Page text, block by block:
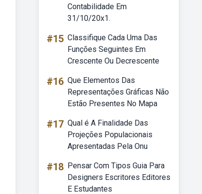
Contabilidade Em
31/10/20x1.
#15 Classifique Cada Uma Das
Funções Seguintes Em
Crescente Ou Decrescente
#16 Que Elementos Das
Representações Gráficas Não
Estão Presentes No Mapa
#17 Qual é A Finalidade Das
Projeções Populacionais
Apresentadas Pela Onu
#18 Pensar Com Tipos Guia Para
Designers Escritores Editores
E Estudantes